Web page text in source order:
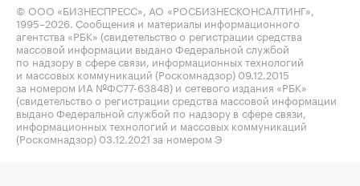
© ООО «БИЗНЕСПРЕСС», АО «РОСБИЗНЕСКОНСАЛТИНГ»,
1995–2026 . Сообщения и материалы информационного
агентства «РБК» (свидетельство о регистрации средства
массовой информации выдано Федеральной службой
по надзору в сфере связи, информационных технологий
и массовых коммуникаций (Роскомнадзор) 09.12.2015
за номером ИА №ФС77-63848) и сетевого издания «РБК»
(свидетельство о регистрации средства массовой информации
выдано Федеральной службой по надзору в сфере связи,
информационных технологий и массовых коммуникаций
(Роскомнадзор) 03.12.2021 за номером Э